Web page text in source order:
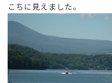
こちに見えました。